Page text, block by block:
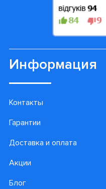
Информация
Контакты
Гарантии
Доставка и оплата
Акции
Блог